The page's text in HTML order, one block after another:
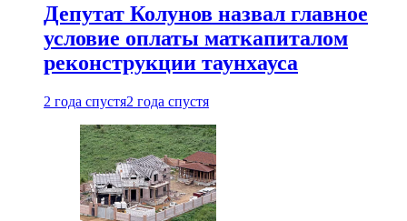
Депутат Колунов назвал главное
условие оплаты маткапиталом
реконструкции таунхауса
2 года спустя2 года спустя